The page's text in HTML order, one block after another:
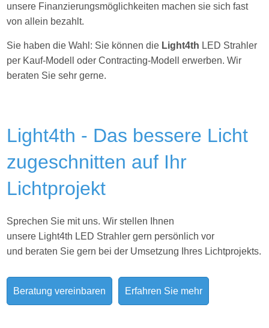
unsere Finanzierungsmöglichkeiten machen sie sich fast
von allein bezahlt.
Sie haben die Wahl: Sie können die Light4th LED Strahler
per Kauf-Modell oder Contracting-Modell erwerben. Wir
beraten Sie sehr gerne.
Light4th - Das bessere Licht
zugeschnitten auf Ihr
Lichtprojekt
Sprechen Sie mit uns. Wir stellen Ihnen
unsere Light4th LED Strahler gern persönlich vor
und beraten Sie gern bei der Umsetzung Ihres Lichtprojekts.
Beratung vereinbaren Erfahren Sie mehr